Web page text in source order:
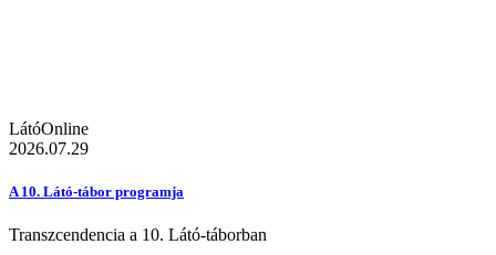
LátóOnline
2026.07.29
A 10. Látó-tábor programja
Transzcendencia a 10. Látó-táborban